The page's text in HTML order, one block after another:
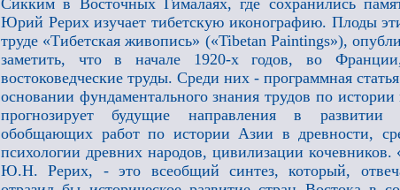
Сикким в Восточных Гималаях, где сохранились
Юрий Рерих изучает тибетскую иконографию. Плоды
труде «Тибетская живопись» («Tibetan Paintings»),
заметить, что в начале 1920-х годов, во
востоковедческие труды. Среди них - программная
основании фундаментального знания трудов по
прогнозирует будущие направления в развитии
обобщающих работ по истории Азии в древности,
психологии древних народов, цивилизации
Ю.Н. Рерих, - это всеобщий синтез, который,